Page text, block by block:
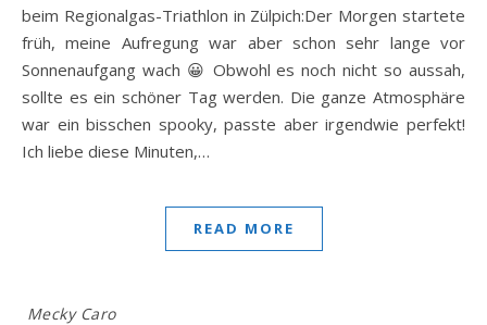
beim Regionalgas-Triathlon in Zülpich:Der Morgen startete
früh, meine Aufregung war aber schon sehr lange vor
Sonnenaufgang wach 😀 Obwohl es noch nicht so aussah,
sollte es ein schöner Tag werden. Die ganze Atmosphäre
war ein bisschen spooky, passte aber irgendwie perfekt!
Ich liebe diese Minuten,…
READ MORE
Mecky Caro